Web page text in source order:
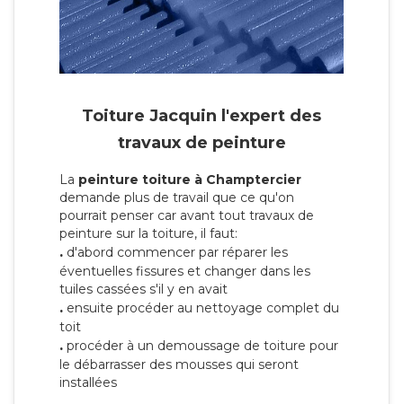
Toiture Jacquin l'expert des
travaux de peinture
La peinture toiture à Champtercier
demande plus de travail que ce qu'on
pourrait penser car avant tout travaux de
peinture sur la toiture, il faut:
. d'abord commencer par réparer les
éventuelles fissures et changer dans les
tuiles cassées s'il y en avait
. ensuite procéder au nettoyage complet du
toit
. procéder à un demoussage de toiture pour
le débarrasser des mousses qui seront
installées